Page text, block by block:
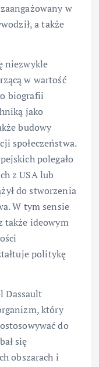
w
a także
niezwykle
w wartość
biografii
jako
budowy
społeczeństwa.
polegało
z USA lub
do stworzenia
W tym sensie
także ideowym
politykę
Dassault
który
do
się
obszarach i